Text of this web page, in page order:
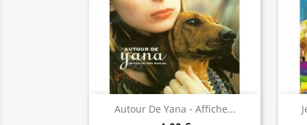
Autour De Yana - Affiche...
Aperçu rapide